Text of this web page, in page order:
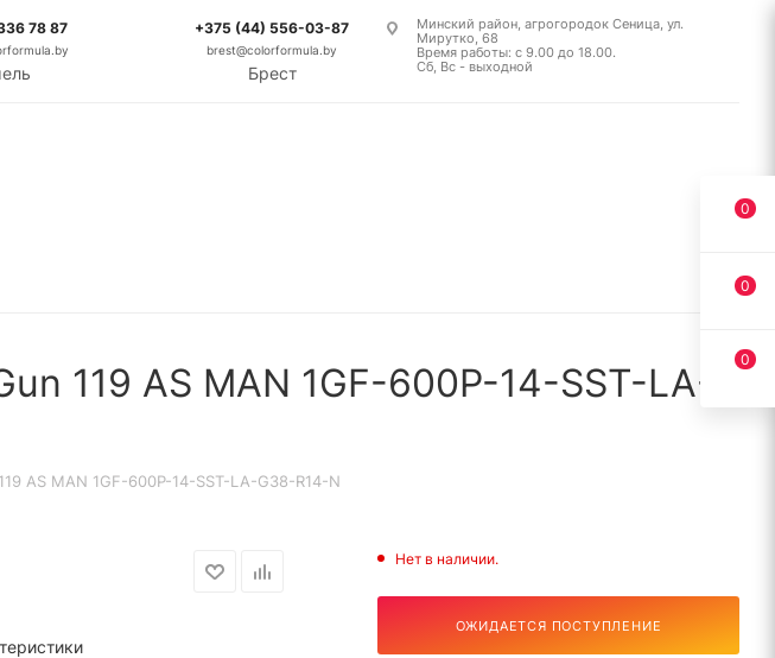
78 87 +375 (44) 556-03-87
brest@colorformula.by
Брест
Минский район, агрогородок Сеница, ул.
Мирутко, 68
Время работы: с 9.00 до 18.00.
Сб, Вс - выходной
119 AS MAN 1GF-600P-14-SST-LA-
AS MAN 1GF-600P-14-SST-LA-G38-R14-N
Нет в наличии.
ОЖИДАЕТСЯ ПОСТУПЛЕНИЕ
0
0
0